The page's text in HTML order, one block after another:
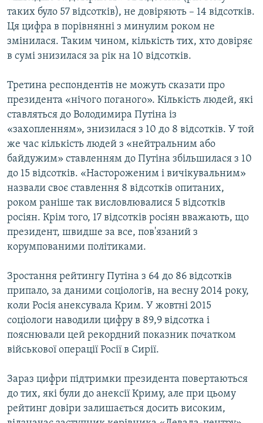
таких було 57 відсотків), не довіряють – 14 відсотків.
Ця цифра в порівнянні з минулим роком не
змінилася. Таким чином, кількість тих, хто довіряє
в сумі знизилася за рік на 10 відсотків.
Третина респондентів не можуть сказати про
президента «нічого поганого». Кількість людей, які
ставляться до Володимира Путіна із
«захопленням», знизилася з 10 до 8 відсотків. У той
же час кількість людей з «нейтральним або
байдужим» ставленням до Путіна збільшилася з 10
до 15 відсотків. «Настороженим і вичікувальним»
назвали своє ставлення 8 відсотків опитаних,
роком раніше так висловлювалися 5 відсотків
росіян. Крім того, 17 відсотків росіян вважають, що
президент, швидше за все, пов'язаний з
корумпованими політиками.
Зростання рейтингу Путіна з 64 до 86 відсотків
припало, за даними соціологів, на весну 2014 року,
коли Росія анексувала Крим. У жовтні 2015
соціологи наводили цифру в 89,9 відсотка і
пояснювали цей рекордний показник початком
військової операції Росії в Сирії.
Зараз цифри підтримки президента повертаються
до тих, які були до анексії Криму, але при цьому
рейтинг довіри залишається досить високим,